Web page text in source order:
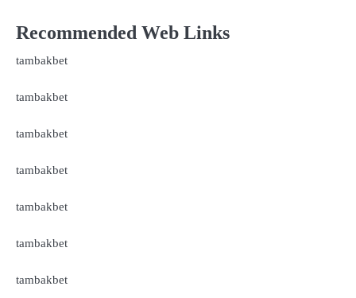
Recommended Web Links
tambakbet
tambakbet
tambakbet
tambakbet
tambakbet
tambakbet
tambakbet